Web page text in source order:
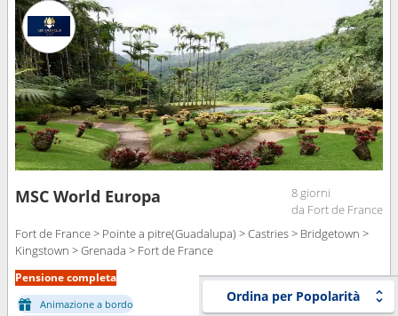
Ordina per Popolarità
MSC World Europa
8 giorni
da Fort de France
Fort de France > Pointe a pitre(Guadalupa) > Castries > Bridgetown >
Kingstown > Grenada > Fort de France
Pensione completa
Animazione a bordo Formula All Inlcusive